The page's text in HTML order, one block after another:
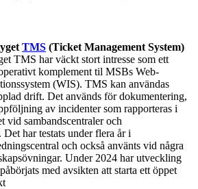
TMS (Ticket Management System)
TMS har väckt stort intresse som ett
komplement til MSBs Web-
(WIS). TMS kan användas
drift. Det används för dokumentering,
av incidenter som rapporteras i
vid sambandscentraler och
Det har testats under flera år i
och också använts vid några
Under 2024 har utveckling
med avsikten att starta ett öppet